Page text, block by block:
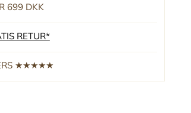
699 DKK
RETUR*
★★★★★